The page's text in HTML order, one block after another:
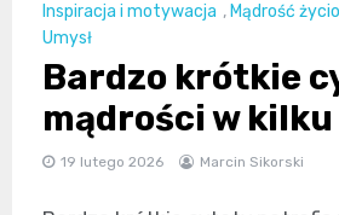
Inspiracja i motywacja ,Mądrość
Umysł
Bardzo krótkie
mądrości w kilku
19 lutego 2026 Marcin Sikorski